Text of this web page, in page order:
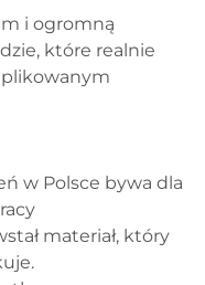
i ogromną
które realnie
w Polsce bywa dla
materiał, który